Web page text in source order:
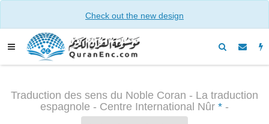
Check out the new design
Traduction des sens du Noble Coran - La traduction
espagnole - Centre International Nûr * -